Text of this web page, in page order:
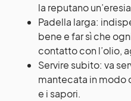
la reputano
Padella larga:
bene e far sì che
contatto con l’olio,
Servire subito: va
mantecata in modo
e i sapori.